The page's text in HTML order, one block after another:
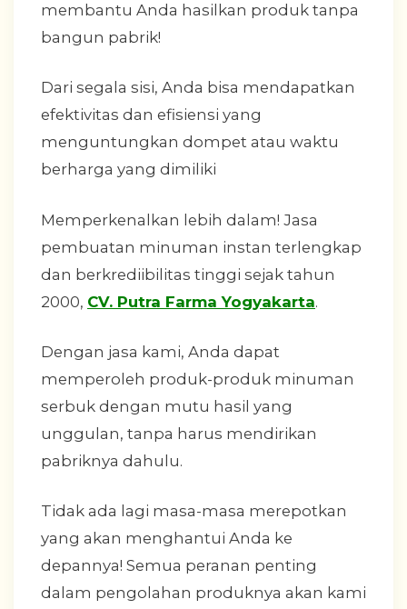
membantu Anda hasilkan produk tanpa
bangun pabrik!
Dari segala sisi, Anda bisa mendapatkan
efektivitas dan efisiensi yang
menguntungkan dompet atau waktu
berharga yang dimiliki
Memperkenalkan lebih dalam! Jasa
pembuatan minuman instan terlengkap
dan berkrediibilitas tinggi sejak tahun
2000, CV. Putra Farma Yogyakarta.
Dengan jasa kami, Anda dapat
memperoleh produk-produk minuman
serbuk dengan mutu hasil yang
unggulan, tanpa harus mendirikan
pabriknya dahulu.
Tidak ada lagi masa-masa merepotkan
yang akan menghantui Anda ke
depannya! Semua peranan penting
dalam pengolahan produknya akan kami